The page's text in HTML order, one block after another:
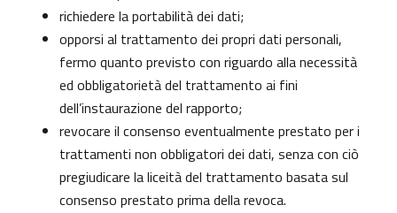
richiedere la portabilità dei dati;
opporsi al trattamento dei propri dati personali,
fermo quanto previsto con riguardo alla necessità
ed obbligatorietà del trattamento ai fini
dell’instaurazione del rapporto;
revocare il consenso eventualmente prestato per i
trattamenti non obbligatori dei dati, senza con ciò
pregiudicare la liceità del trattamento basata sul
consenso prestato prima della revoca.